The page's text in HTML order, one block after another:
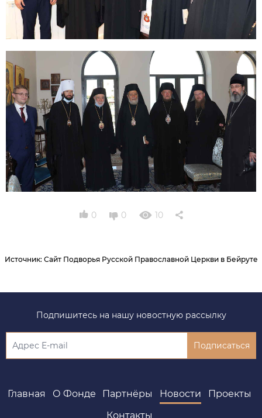
0 0 10
Источник: Сайт Подворья Русской Православной Церкви в Бейруте
Подпишитесь на нашу новостную рассылку
Подписаться
Главная О Фонде Партнёры Новости
Проекты
Контакты